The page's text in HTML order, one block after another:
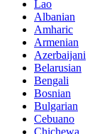
Lao
Albanian
Amharic
Armenian
Azerbaijani
Belarusian
Bengali
Bosnian
Bulgarian
Cebuano